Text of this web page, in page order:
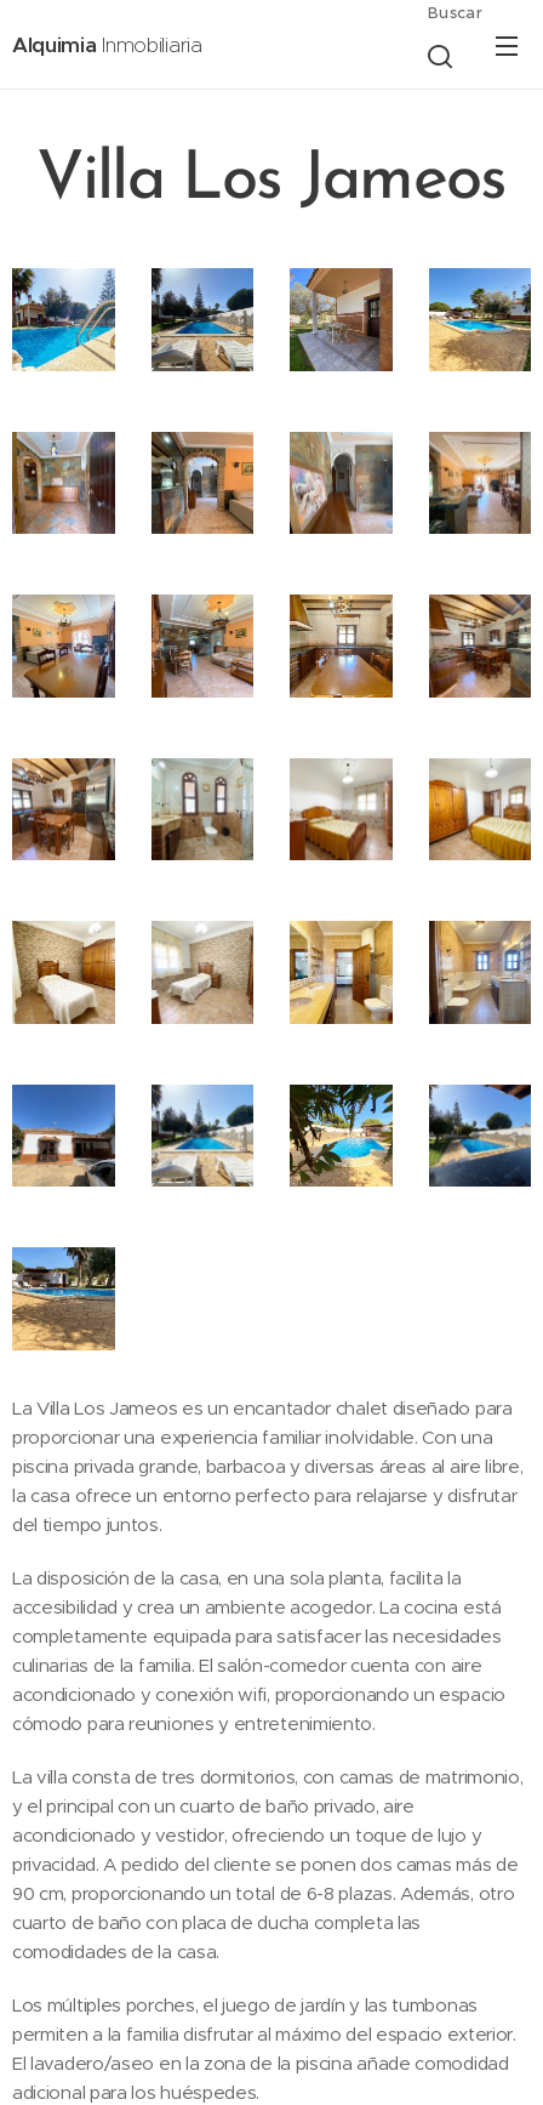
Alquimia Inmobiliaria
Buscar
Villa Los Jameos
La Villa Los Jameos es un encantador chalet diseñado para
proporcionar una experiencia familiar inolvidable. Con una
piscina privada grande, barbacoa y diversas áreas al aire libre,
la casa ofrece un entorno perfecto para relajarse y disfrutar
del tiempo juntos.
La disposición de la casa, en una sola planta, facilita la
accesibilidad y crea un ambiente acogedor. La cocina está
completamente equipada para satisfacer las necesidades
culinarias de la familia. El salón-comedor cuenta con aire
acondicionado y conexión wifi, proporcionando un espacio
cómodo para reuniones y entretenimiento.
La villa consta de tres dormitorios, con camas de matrimonio,
y el principal con un cuarto de baño privado, aire
acondicionado y vestidor, ofreciendo un toque de lujo y
privacidad. A pedido del cliente se ponen dos camas más de
90 cm, proporcionando un total de 6-8 plazas. Además, otro
cuarto de baño con placa de ducha completa las
comodidades de la casa.
Los múltiples porches, el juego de jardín y las tumbonas
permiten a la familia disfrutar al máximo del espacio exterior.
El lavadero/aseo en la zona de la piscina añade comodidad
adicional para los huéspedes.